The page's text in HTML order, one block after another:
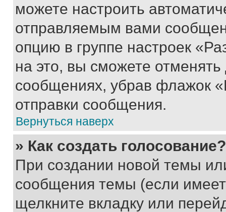
можете настроить
отправляемым вами
опцию в группе настроек
на это, вы сможете
сообщениях, убрав флажок
отправки сообщения.
Вернуться наверх
» Как создать голосование?
При создании новой темы
сообщения темы (если
щелкните вкладку или